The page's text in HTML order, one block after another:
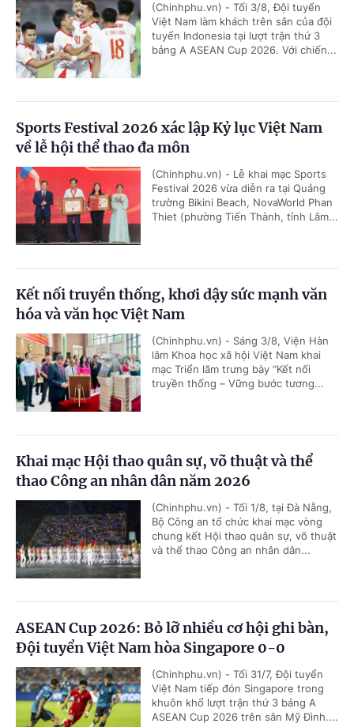
(Chinhphu.vn) - Tối 3/8, Đội tuyển
Việt Nam làm khách trên sân của đội
tuyển Indonesia tại lượt trận thứ 3
bảng A ASEAN Cup 2026. Với chiến...
Sports Festival 2026 xác lập Kỷ lục Việt Nam
về lễ hội thể thao đa môn
(Chinhphu.vn) - Lễ khai mạc Sports
Festival 2026 vừa diễn ra tại Quảng
trường Bikini Beach, NovaWorld Phan
Thiet (phường Tiến Thành, tỉnh Lâm...
Kết nối truyền thống, khơi dậy sức mạnh văn
hóa và văn học Việt Nam
(Chinhphu.vn) - Sáng 3/8, Viện Hàn
lâm Khoa học xã hội Việt Nam khai
mạc Triển lãm trưng bày “Kết nối
truyền thống – Vững bước tương...
Khai mạc Hội thao quân sự, võ thuật và thể
thao Công an nhân dân năm 2026
(Chinhphu.vn) - Tối 1/8, tại Đà Nẵng,
Bộ Công an tổ chức khai mạc vòng
chung kết Hội thao quân sự, võ thuật
và thể thao Công an nhân dân...
ASEAN Cup 2026: Bỏ lỡ nhiều cơ hội ghi bàn,
Đội tuyển Việt Nam hòa Singapore 0-0
(Chinhphu.vn) - Tối 31/7, Đội tuyển
Việt Nam tiếp đón Singapore trong
khuôn khổ lượt trận thứ 3 bảng A
ASEAN Cup 2026 trên sân Mỹ Đình....